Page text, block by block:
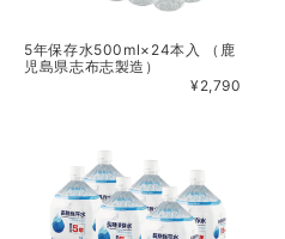
5年保存水500ml×24本入 （鹿
児島県志布志製造）
¥2,790